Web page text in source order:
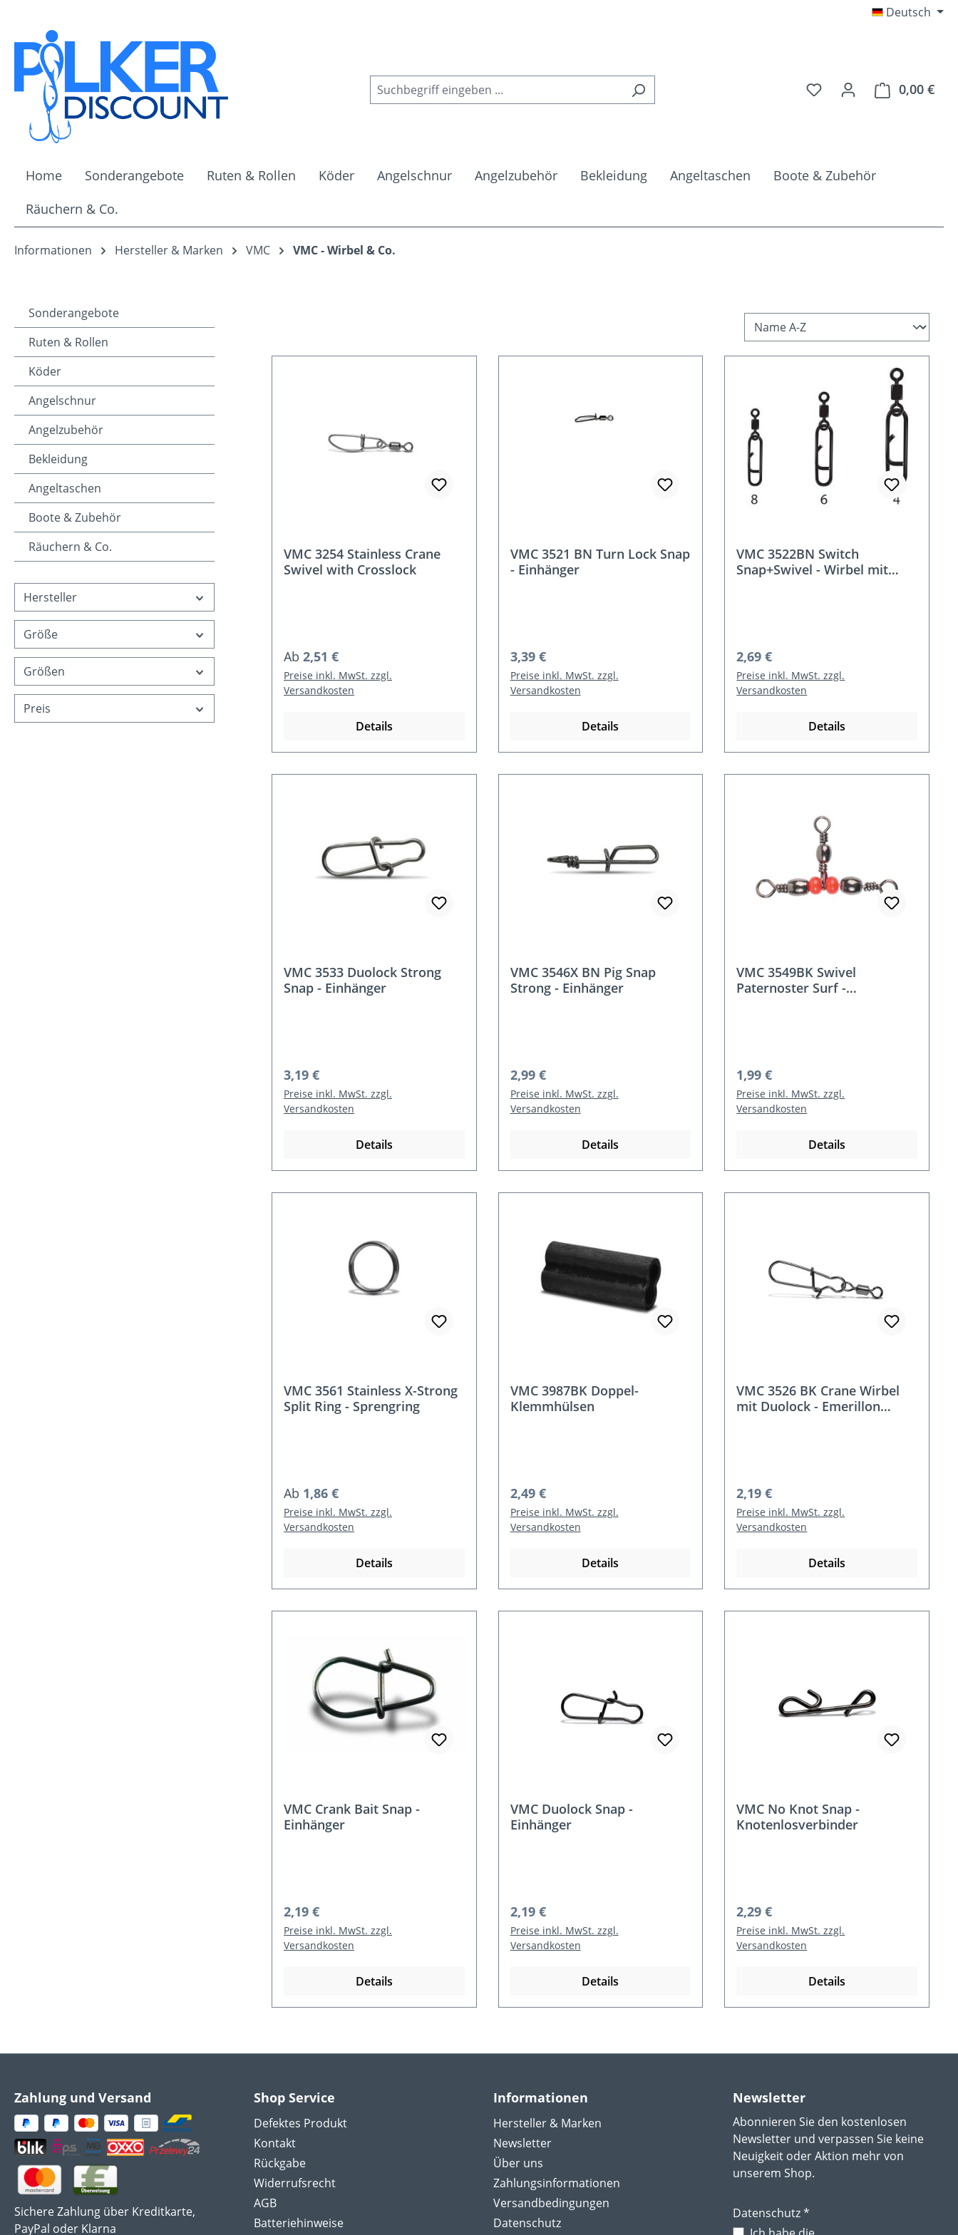
Deutsch
Du hast 0 Produkte auf
0,00 €
Home Sonderangebote Ruten & Rollen Köder Angelschnur Angelzubehör Bekleidung Angeltaschen
Boote & Zubehör
Räuchern & Co.
Informationen Hersteller & Marken VMC VMC - Wirbel & Co.
Sonderangebote
Ruten & Rollen
Köder
Angelschnur
Angelzubehör
Bekleidung
Angeltaschen
Boote & Zubehör
Räuchern & Co.
Hersteller
Größe
Größen
Preis
VMC 3254 Stainless Crane
Swivel with Crosslock
Regulärer Preis:
Ab 2,51 €
Preise inkl. MwSt. zzgl.
Versandkosten
Details
VMC 3521 BN Turn Lock Snap
- Einhänger
Regulärer Preis:
3,39 €
Preise inkl. MwSt. zzgl.
Versandkosten
Details
VMC 3522BN Switch
Snap+Swivel - Wirbel mit
Regulärer Preis:
2,69 €
Preise inkl. MwSt. zzgl.
Versandkosten
Details
VMC 3533 Duolock Strong
Snap - Einhänger
Regulärer Preis:
3,19 €
Preise inkl. MwSt. zzgl.
Versandkosten
Details
VMC 3546X BN Pig Snap
Strong - Einhänger
Regulärer Preis:
2,99 €
Preise inkl. MwSt. zzgl.
Versandkosten
Details
VMC 3549BK Swivel
Paternoster Surf -
Regulärer Preis:
1,99 €
Preise inkl. MwSt. zzgl.
Versandkosten
Details
VMC 3561 Stainless X-Strong
Split Ring - Sprengring
Regulärer Preis:
Ab 1,86 €
Preise inkl. MwSt. zzgl.
Versandkosten
Details
VMC 3987BK Doppel-
Klemmhülsen
Regulärer Preis:
2,49 €
Preise inkl. MwSt. zzgl.
Versandkosten
Details
VMC 3526 BK Crane Wirbel
mit Duolock - Emerillon
Regulärer Preis:
2,19 €
Preise inkl. MwSt. zzgl.
Versandkosten
Details
VMC Crank Bait Snap -
Einhänger
Regulärer Preis:
2,19 €
Preise inkl. MwSt. zzgl.
Versandkosten
Details
VMC Duolock Snap -
Einhänger
Regulärer Preis:
2,19 €
Preise inkl. MwSt. zzgl.
Versandkosten
Details
VMC No Knot Snap -
Knotenlosverbinder
Regulärer Preis:
2,29 €
Preise inkl. MwSt. zzgl.
Versandkosten
Details
Zahlung und Versand
Sichere Zahlung über Kreditkarte,
PayPal oder Klarna
Shop Service
Defektes Produkt
Kontakt
Rückgabe
Widerrufsrecht
AGB
Batteriehinweise
Informationen
Hersteller & Marken
Newsletter
Über uns
Zahlungsinformationen
Versandbedingungen
Datenschutz
Newsletter
Abonnieren Sie den kostenlosen
Newsletter und verpassen Sie keine
Neuigkeit oder Aktion mehr von
unserem Shop.
Datenschutz *